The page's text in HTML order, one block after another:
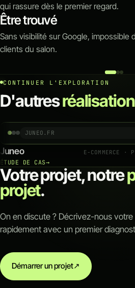
qui rassure dès le premier regard.
Être trouvé
Sans visibilité sur Google, impossible
clients du salon.
CONTINUER L'EXPLORATION
D'autres
JUNEO.FR
Juneo E-COMMERCE ·
ÉTUDE DE CAS→
Votre projet, notre
projet.
On en discute ? Décrivez-nous
rapidement avec un premier
Démarrer un projet↗